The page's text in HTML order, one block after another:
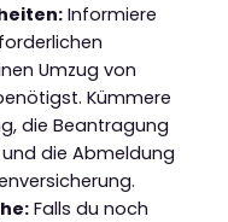
Informiere
Umzug von
Kümmere
die Beantragung
die Abmeldung
Falls du noch